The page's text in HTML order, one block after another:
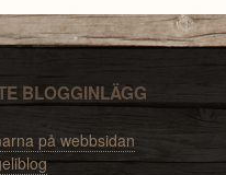
BLOGGINLÄGG
på webbsidan